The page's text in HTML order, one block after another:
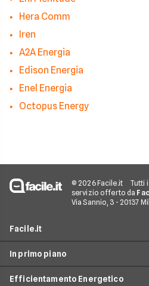
Hera Comm
Iren
A2A Energia
Edison Energia
Enel Energia
Octopus Energy
© 2026 Facile.it Tutti
servizio offerto da
Via Sannio, 3 - 20137
Facile.it
Assicurazioni
Prestiti
In primo piano
Efficientamento Energetico